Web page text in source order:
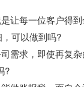
让每一位客户得
可以做到吗?
需求，即使再复
?